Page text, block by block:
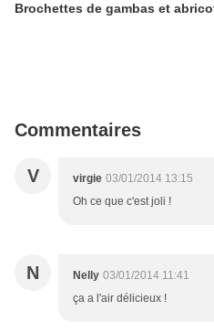
Brochettes de gambas et
Commentaires
V virgie 03/01/2014 13:15
Oh ce que c'est joli !
N Nelly 03/01/2014 11:41
ça a l'air délicieux !